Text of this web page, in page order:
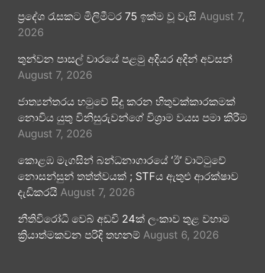
ප්‍රදේශ රැසකට මිලිමීටර 75 ඉක්ම වූ වැසි August 7,
2026
තුන්වන පාසල් වාරයේ පළමු අදියර අදින් අවසන්
August 7, 2026
ජාත්‍යන්තරය හමුවේ සිදු කරන හිතුවක්කාරකමක්
නොවිය යුතු විනිසුරුවන්ගේ විශ්‍රාම වයස පමා කිරීම
August 7, 2026
කොළඹ මැගසින් බන්ධනාගාරයේ ‘ඊ’ වාට්ටුවේ
නොසන්සුන් තත්ත්වයක් ; STFය ඇතුළු ආරක්ෂාව
දැඩිකරයි August 7, 2026
නීතිවිරෝධී වෙබ් අඩවි 24ක් ලංකාව තුළ වහාම
ක්‍රියාත්මකවන පරිදි තහනම් August 6, 2026